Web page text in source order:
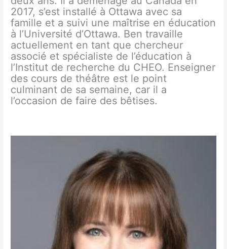
2017, s’est installé à Ottawa avec sa
famille et a suivi une maîtrise en éducation
à l’Université d’Ottawa. Ben travaille
actuellement en tant que chercheur
associé et spécialiste de l’éducation à
l’Institut de recherche du CHEO. Enseigner
des cours de théâtre est le point
culminant de sa semaine, car il a
l’occasion de faire des bêtises.